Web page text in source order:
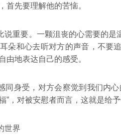
首先要理解他的苦恼。
重要。一颗沮丧的心需要的是
朵和心去听对方的声音，不要
由地表达自己的感受。
身受，对方会察觉到我们内心
”，对被安慰者而言，这就是给
界